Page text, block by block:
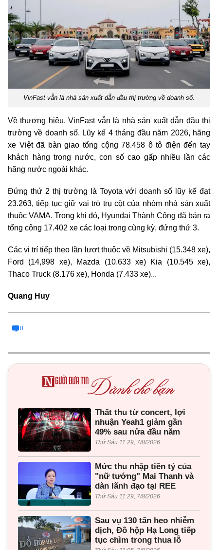
VinFast vẫn là nhà sản xuất dẫn đầu thị trường về doanh số.
Về thương hiệu, VinFast vẫn là nhà sản xuất dẫn đầu thị
trường về doanh số. Lũy kế 4 tháng đầu năm 2026, hãng
xe Việt đã bàn giao tổng cộng 78.458 ô tô điện đến tay
khách hàng trong nước, con số cao gấp nhiều lần các
hãng nước ngoài khác.
Đứng thứ 2 thị trường là Toyota với doanh số lũy kế đạt
23.263, tiếp tục giữ vai trò trụ cột của nhóm nhà sản xuất
thuộc VAMA. Trong khi đó, Hyundai Thành Công đã bán ra
tổng cộng 17.402 xe các loại trong cùng kỳ, đứng thứ 3.
Các vị trí tiếp theo lần lượt thuộc về Mitsubishi (15.348 xe),
Ford (14,998 xe), Mazda (10.633 xe) Kia (10.545 xe),
Thaco Truck (8.176 xe), Honda (7.433 xe)...
Quang Huy
0
Thất thu từ concert, lợi
nhuận Yeah1 giảm gần
49% sau nửa đầu năm
Thứ Sáu 11:29, 7/8/2026
Mức thu nhập tiền tỷ của
"nữ tướng" Mai Thanh và
dàn lãnh đạo tại REE
Thứ Sáu 11:29, 7/8/2026
Sau vụ 130 tấn heo nhiễm
dịch, Đồ hộp Hạ Long tiếp
tục chìm trong thua lỗ